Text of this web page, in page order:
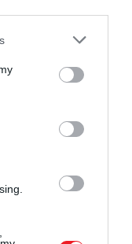
or more Google
You may click to
party tags to
in below Google
is
Sarolta volt
határozottan
előtt.
látják